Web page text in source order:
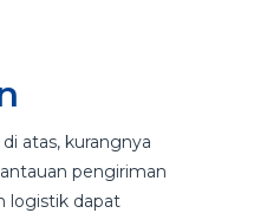
atas, kurangnya
pengiriman
logistik dapat